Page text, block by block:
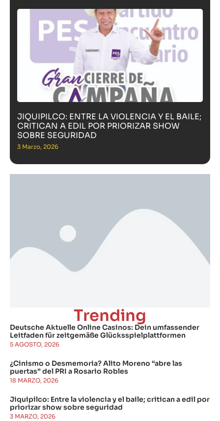
JIQUIPILCO: ENTRE LA VIOLENCIA Y EL BAILE;
CRITICAN A EDIL POR PRIORIZAR SHOW
SOBRE SEGURIDAD
3 Marzo, 2026
Trending
Deutsche Aktuelle Online Casinos: Dein umfassender
Leitfaden für zeitgemäße Glücksspielplattformen
5 AGOSTO, 2026
¿Cinismo o Desmemoria? Alito Moreno “abre las
puertas” del PRI a Rosario Robles
18 MARZO, 2026
Jiquipilco: Entre la violencia y el baile; critican a edil por
priorizar show sobre seguridad
3 MARZO, 2026